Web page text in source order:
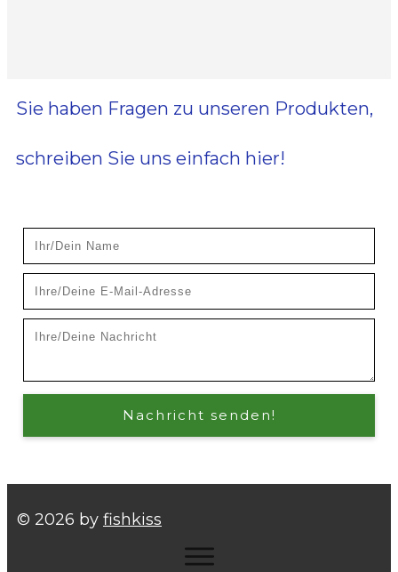
Sie haben Fragen zu unseren Produkten,
schreiben Sie uns einfach hier!
Nachricht senden!
© 2026 by fishkiss